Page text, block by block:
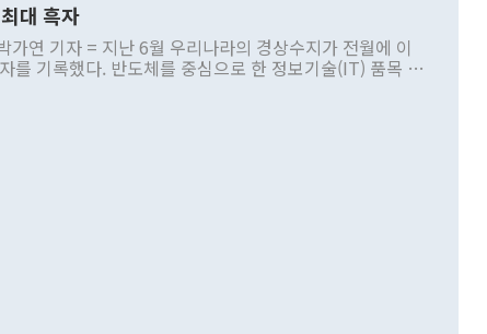
거한 비현실적 구상'이라는 비판을 내놨다. 그동안 정 장
련 발언이 물의를 빚은 적은 여러 번 있지만 대통령과 유
개적으로 부정적 입장을 표명한 것은 이례적이다. 정 장
접근법과 월권을 제어해야 한다는 목소리도 높아지고 있
. 또 "현 시점에서 흘러간 선(先)비핵화만 되뇌는 것은
력을 확보하기 위해 최선을 다할 것"이라고 말했다. 하
대 흑자
가연 기자 = 지난 6월 우리나라의 경상수지가 전월에 이
를 기록했다. 반도체를 중심으로 한 정보기술(IT) 품목 수
으로 1000억달러를 넘어섰다. 상품수입은 644억8000만
컴퓨터·주변기기(SSD)는 282.7% 증가했다. IT 품목
었으며 비IT 품목도 ▲석유제품(47.5%) ▲화공품